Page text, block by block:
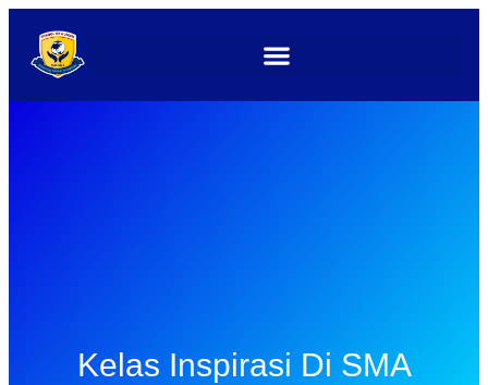
Kelas Inspirasi Di SMA